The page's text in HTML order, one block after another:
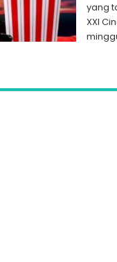
yang
XXI